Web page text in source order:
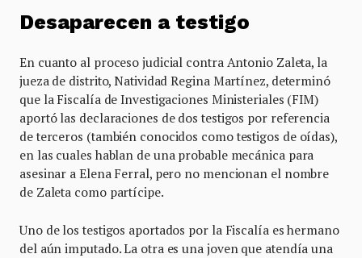
Desaparecen a testigo
En cuanto al proceso judicial contra Antonio Zaleta, la
jueza de distrito, Natividad Regina Martínez, determinó
que la Fiscalía de Investigaciones Ministeriales (FIM)
aportó las declaraciones de dos testigos por referencia
de terceros (también conocidos como testigos de oídas),
en las cuales hablan de una probable mecánica para
asesinar a Elena Ferral, pero no mencionan el nombre
de Zaleta como partícipe.
Uno de los testigos aportados por la Fiscalía es hermano
del aún imputado. La otra es una joven que atendía una